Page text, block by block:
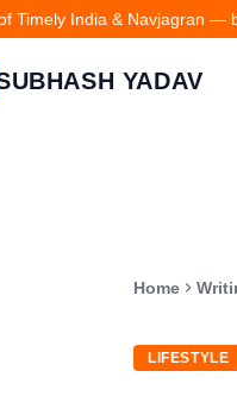
Timely India & Navjagran —
YADAV
Home
LIFESTYLE